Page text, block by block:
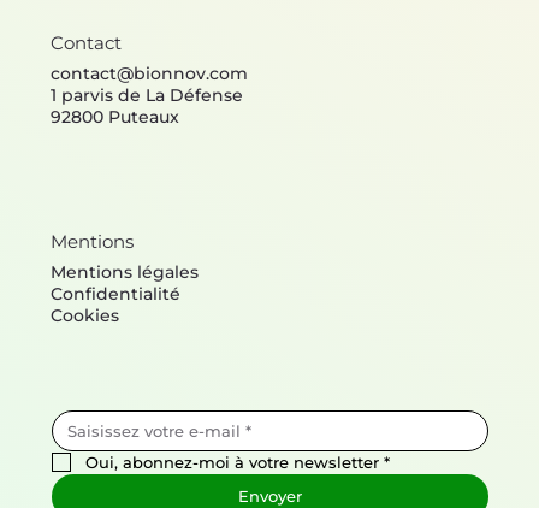
Oui, abonnez-moi à votre newsletter *
Envoyer
Contact
contact@bionnov.com
1 parvis de La Défense
92800 Puteaux
Mentions
Mentions légales
Confidentialité
Cookies